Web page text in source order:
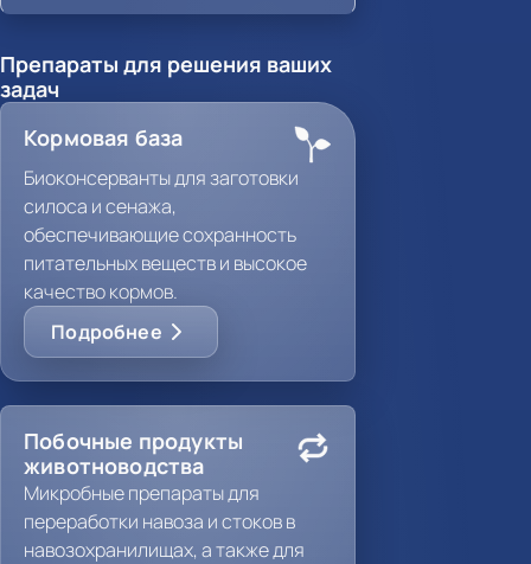
Препараты для решения ваших
задач
Кормовая база
Биоконсерванты для заготовки
силоса и сенажа,
обеспечивающие сохранность
питательных веществ и высокое
качество кормов.
Подробнее
Побочные продукты
животноводства
Микробные препараты для
переработки навоза и стоков в
навозохранилищах, а также для